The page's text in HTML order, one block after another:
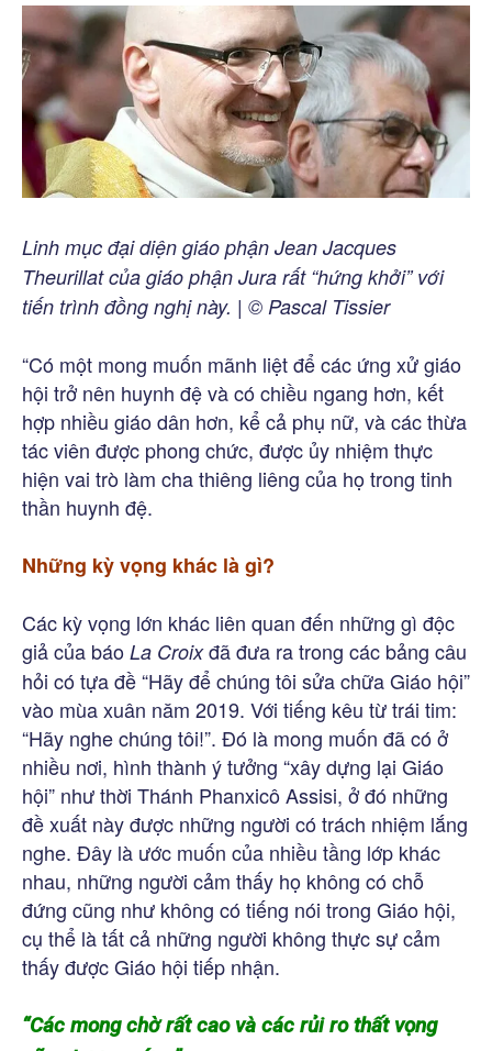
Linh mục đại diện giáo phận Jean Jacques
Theurillat của giáo phận Jura rất “hứng khởi” với
tiến trình đồng nghị này. | © Pascal Tissier
“Có một mong muốn mãnh liệt để các ứng xử giáo
hội trở nên huynh đệ và có chiều ngang hơn, kết
hợp nhiều giáo dân hơn, kể cả phụ nữ, và các thừa
tác viên được phong chức, được ủy nhiệm thực
hiện vai trò làm cha thiêng liêng của họ trong tinh
thần huynh đệ.
Những kỳ vọng khác là gì?
Các kỳ vọng lớn khác liên quan đến những gì độc
giả của báo La Croixđã đưa ra trong các bảng câu
hỏi có tựa đề “Hãy để chúng tôi sửa chữa Giáo hội”
vào mùa xuân năm 2019. Với tiếng kêu từ trái tim:
“Hãy nghe chúng tôi!”. Đó là mong muốn đã có ở
nhiều nơi, hình thành ý tưởng “xây dựng lại Giáo
hội” như thời Thánh Phanxicô Assisi, ở đó những
đề xuất này được những người có trách nhiệm lắng
nghe. Đây là ước muốn của nhiều tầng lớp khác
nhau, những người cảm thấy họ không có chỗ
đứng cũng như không có tiếng nói trong Giáo hội,
cụ thể là tất cả những người không thực sự cảm
thấy được Giáo hội tiếp nhận.
“Các mong chờ rất cao và các rủi ro thất vọng